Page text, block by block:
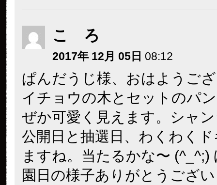
こ ろ
2017年 12月 05日 08:12
ぱんだうじ様、おはようご
イチョウの木とセットのパ
ぜか可愛く見えます。シャ
公開日と抽選日、わくわく
ますね。当たるかな〜 (^_^;)
園日の様子ありがとうござ